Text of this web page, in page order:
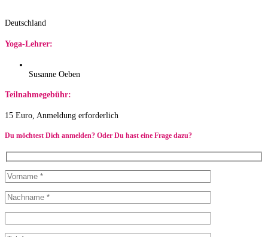
Deutschland
Yoga-Lehrer:
Susanne Oeben
Teilnahmegebühr:
15 Euro, Anmeldung erforderlich
Du möchtest Dich anmelden? Oder Du hast eine Frage dazu?